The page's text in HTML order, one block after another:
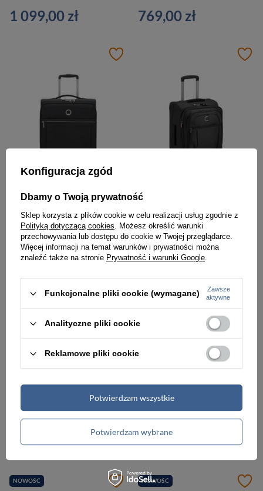
1 099,00 zł 769,00 zł
984,00 zł 984,00 zł
Walizka kabinowa mała podróżna czarna S ABS - SOLIER AVENTOR STL1064
149,99 zł 139,99 zł
NOWOŚĆ NOWOŚĆ
Konfiguracja zgód
Dbamy o Twoją prywatność
Sklep korzysta z plików cookie w celu realizacji usług zgodnie z
Polityką dotyczącą cookies. Możesz określić warunki
przechowywania lub dostępu do cookie w Twojej przeglądarce.
Więcej informacji na temat warunków i prywatności można
znaleźć także na stronie Prywatność i warunki Google.
Funkcjonalne pliki cookie (wymagane)
Zawsze
aktywne
Analityczne pliki cookie
Reklamowe pliki cookie
Potwierdzam wybrane
Potwierdzam wszystkie